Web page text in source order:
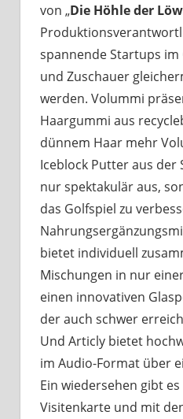
von „Die Höhle der
spannende Startups im
und Zuschauer
werden. Volummi
Haargummi aus
dünnem Haar mehr
Iceblock Putter aus der
nur spektakulär aus,
das Golfspiel zu
bietet individuell
Mischungen in nur
einen innovativen
der auch schwer
Und Articly bietet
im Audio-Format über
Ein wiedersehen gibt
Visitenkarte und mit